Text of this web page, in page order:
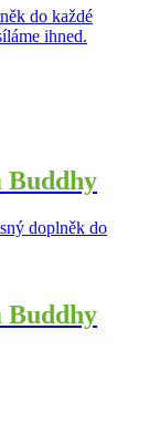
do každé
ihned.
Buddhy
Buddhy